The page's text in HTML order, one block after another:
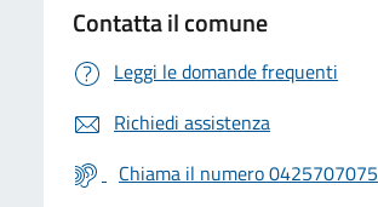
Contatta il comune
Leggi le domande frequenti
Richiedi assistenza
Chiama il numero 0425707075